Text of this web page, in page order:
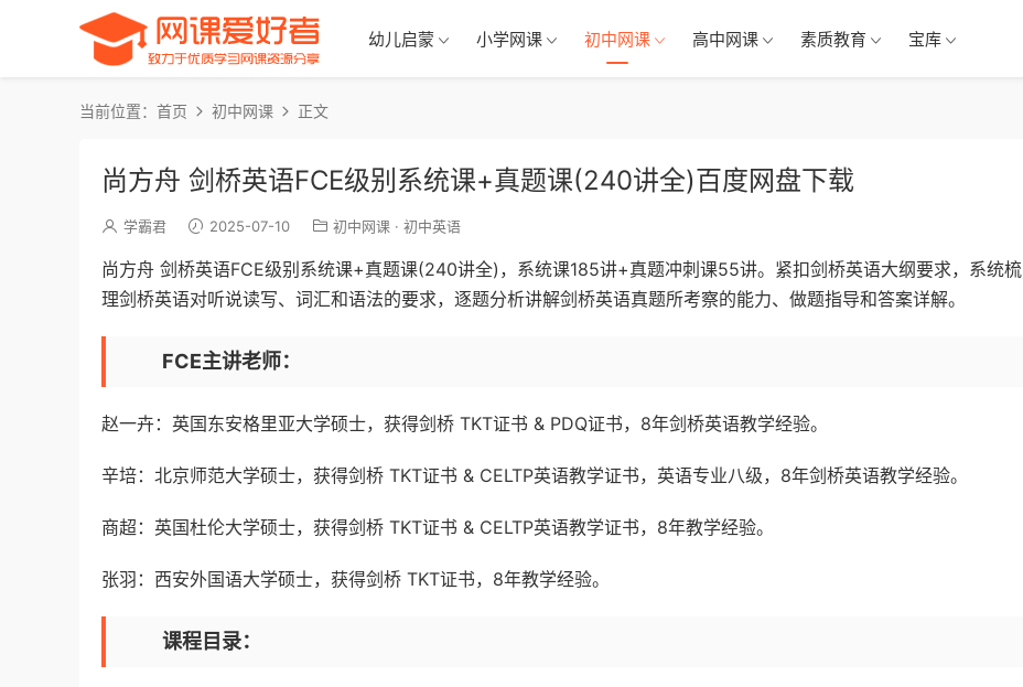
幼儿启蒙 小学网课 初中网课 高中网课 素质教育 宝库
当前位置： 首页 初中网课 正文
尚方舟 剑桥英语FCE级别系统课+真题课(240讲全)百度网盘下载
学霸君 2025-07-10 初中网课 · 初中英语
尚方舟 剑桥英语FCE级别系统课+真题课(240讲全)，系统课185讲+真题冲刺课55讲。紧扣剑桥英语大纲要求，系统梳
理剑桥英语对听说读写、词汇和语法的要求，逐题分析讲解剑桥英语真题所考察的能力、做题指导和答案详解。
FCE主讲老师：
赵一卉：英国东安格里亚大学硕士，获得剑桥 TKT证书 & PDQ证书，8年剑桥英语教学经验。
辛培：北京师范大学硕士，获得剑桥 TKT证书 & CELTP英语教学证书，英语专业八级，8年剑桥英语教学经验。
商超：英国杜伦大学硕士，获得剑桥 TKT证书 & CELTP英语教学证书，8年教学经验。
张羽：西安外国语大学硕士，获得剑桥 TKT证书，8年教学经验。
课程目录：